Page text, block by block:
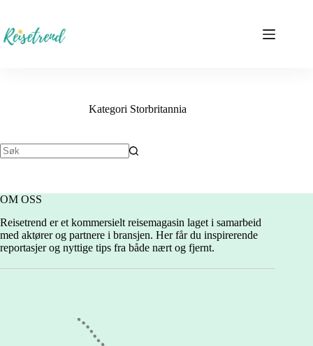
innholdet
Kategori Storbritannia
OM OSS
Reisetrend er et kommersielt reisemagasin laget i samarbeid
med aktører og partnere i bransjen. Her får du inspirerende
reportasjer og nyttige tips fra både nært og fjernt.